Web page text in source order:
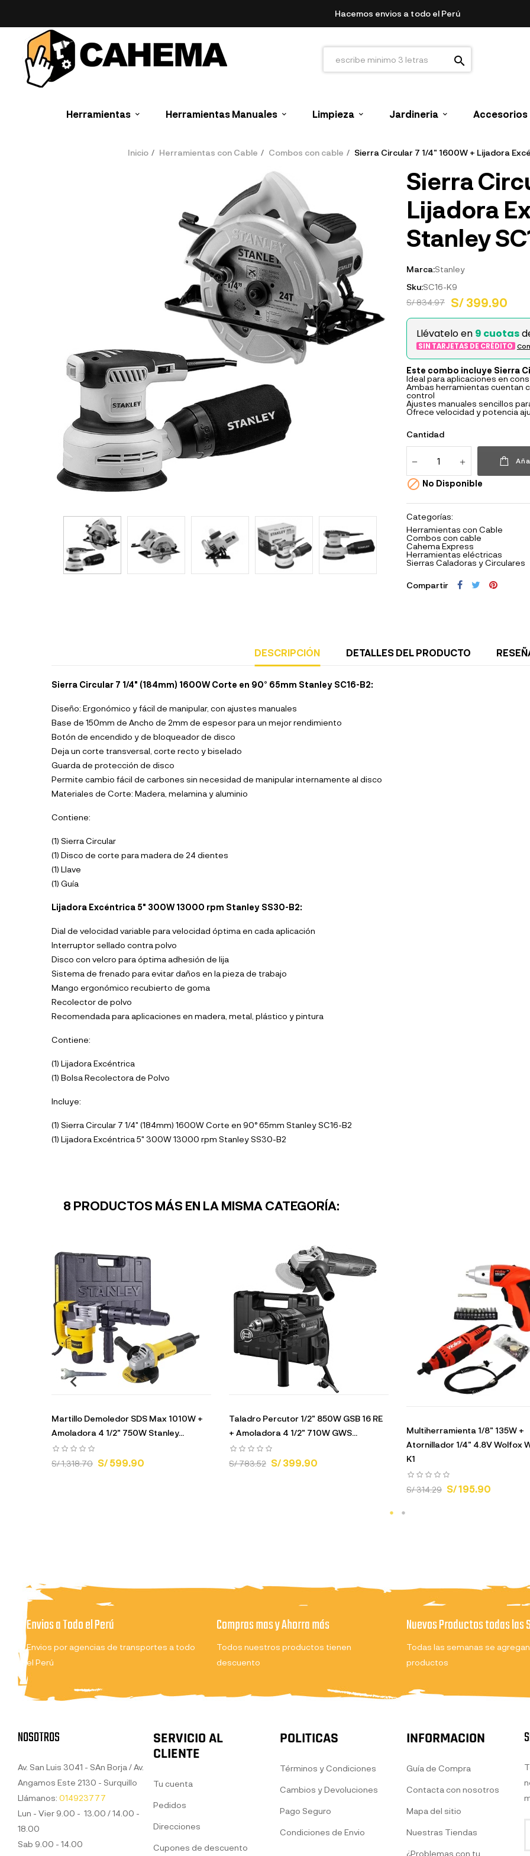
Hacemos envios a todo el Perú
search
Herramientas Herramientas Manuales Limpieza Jardineria Accesorios
Inicio Herramientas con Cable Combos con cable Sierra Circular 7 1/4" 1600W + Lijadora
Sierra
Lijadora
Stanley
Marca:Stanley
Sku:SC16-K9
S/ 834.97
S/ 399.90
Llévatelo en 9 cuotas
SIN TARJETAS DE CRÉDITO
Este combo incluye Sierra
Ideal para aplicaciones en
Ambas herramientas cuentan
control
Ajustes manuales sencillos
Ofrece velocidad y potencia
Cantidad
 No Disponible
Categorías:
Herramientas con Cable
Combos con cable
Cahema Express
Herramientas eléctricas
Sierras Caladoras y Circulares
Compartir
DESCRIPCIÓN DETALLES DEL PRODUCTO
Sierra Circular 7 1/4" (184mm) 1600W Corte en 90° 65mm Stanley SC16-B2:
Diseño: Ergonómico y fácil de manipular, con ajustes manuales
Base de 150mm de Ancho de 2mm de espesor para un mejor rendimiento
Botón de encendido y de bloqueador de disco
Deja un corte transversal, corte recto y biselado
Guarda de protección de disco
Permite cambio fácil de carbones sin necesidad de manipular internamente al disco
Materiales de Corte: Madera, melamina y aluminio
Contiene:
(1) Sierra Circular
(1) Disco de corte para madera de 24 dientes
(1) Llave
(1) Guía
Lijadora Excéntrica 5" 300W 13000 rpm Stanley SS30-B2:
Dial de velocidad variable para velocidad óptima en cada aplicación
Interruptor sellado contra polvo
Disco con velcro para óptima adhesión de lija
Sistema de frenado para evitar daños en la pieza de trabajo
Mango ergonómico recubierto de goma
Recolector de polvo
Recomendada para aplicaciones en madera, metal, plástico y pintura
Contiene:
(1) Lijadora Excéntrica
(1) Bolsa Recolectora de Polvo
Incluye:
(1) Sierra Circular 7 1/4" (184mm) 1600W Corte en 90° 65mm Stanley SC16-B2
(1) Lijadora Excéntrica 5" 300W 13000 rpm Stanley SS30-B2
8 PRODUCTOS MÁS EN LA MISMA CATEGORÍA:
Martillo Demoledor SDS Max 1010W +
Amoladora 4 1/2" 750W Stanley...
S/ 1,318.70 S/ 599.90
Taladro Percutor 1/2" 850W GSB 16 RE
+ Amoladora 4 1/2" 710W GWS...
S/ 783.52 S/ 399.90
Multiherramienta 1/8" 135W +
Atornillador 1/4" 4.8V Wolfox
K1
S/ 314.29 S/ 195.90
Envios a Todo el Perú
Envios por agencias de transportes a todo
el Perú
Compras mas y Ahorra más
Todos nuestros productos tienen
descuento
Nuevos Productos todas las
Todas las semanas se
productos
NOSOTROS
Av. San Luis 3041 - SAn Borja / Av.
Angamos Este 2130 - Surquillo
Llámanos: 014923777
Lun - Vier 9.00 - 13.00 / 14.00 -
18.00
Sab 9.00 - 14.00
SERVICIO AL
CLIENTE
Tu cuenta
Pedidos
Direcciones
Cupones de descuento
POLITICAS
Términos y Condiciones
Cambios y Devoluciones
Pago Seguro
Condiciones de Envio
INFORMACION
Guía de Compra
Contacta con nosotros
Mapa del sitio
Nuestras Tiendas
¿Problemas con tu